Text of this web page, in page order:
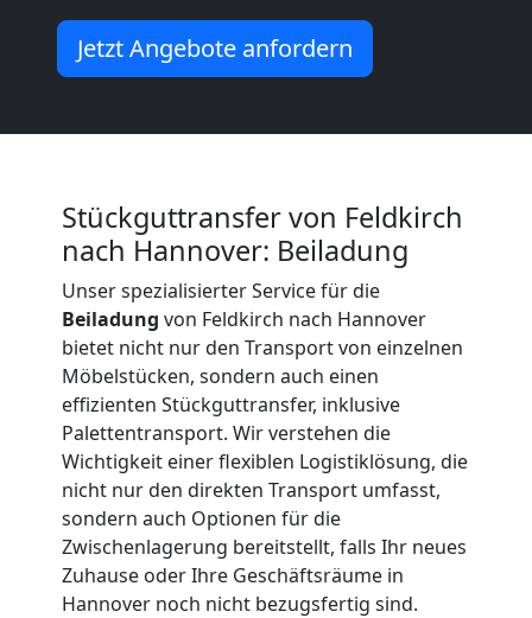
Jetzt Angebote anfordern
Stückguttransfer von Feldkirch
nach Hannover: Beiladung
Unser spezialisierter Service für die
Beiladung von Feldkirch nach Hannover
bietet nicht nur den Transport von einzelnen
Möbelstücken, sondern auch einen
effizienten Stückguttransfer, inklusive
Palettentransport. Wir verstehen die
Wichtigkeit einer flexiblen Logistiklösung, die
nicht nur den direkten Transport umfasst,
sondern auch Optionen für die
Zwischenlagerung bereitstellt, falls Ihr neues
Zuhause oder Ihre Geschäftsräume in
Hannover noch nicht bezugsfertig sind.
Beiladung
National
International
Internationaler
Umzug
Nationaler
Umzug